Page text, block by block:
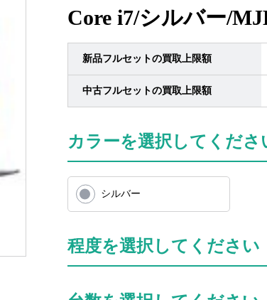
Core i7/シルバー/
新品フルセットの買取上限額
中古フルセットの買取上限額
カラーを選択してくださ
シルバー
程度を選択してください